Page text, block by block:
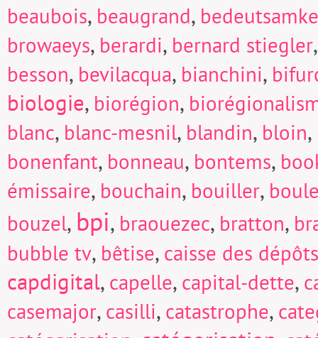
beaubois, beaugrand,
browaeys, berardi, bernard stiegler
besson, bevilacqua, bianchini,
biologie, biorégion,
blanc, blanc-mesnil, blandin, bloin,
bonenfant, bonneau, bontems,
émissaire, bouchain, bouiller,
bouzel, bpi, braouezec, bratton,
bubble tv, bêtise, caisse des
capdigital, capelle, capital-dette,
casemajor, casilli, catastrophe,